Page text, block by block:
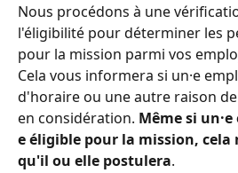
Nous procédons à une
l'éligibilité pour déterminer les
pour la mission parmi vos
Cela vous informera si un⸱e
d'horaire ou une autre raison de
en considération. Même si un⸱e
e éligible pour la mission,
qu'il ou elle postulera.